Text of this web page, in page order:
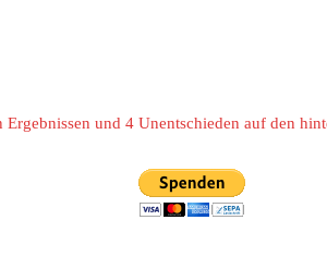
und 4 Unentschieden auf den